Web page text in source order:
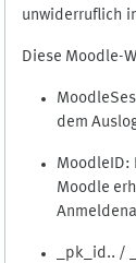
unwiderruflich
Diese Moodle-
dem
MoodleID:
Moodle
_pk_id.. /